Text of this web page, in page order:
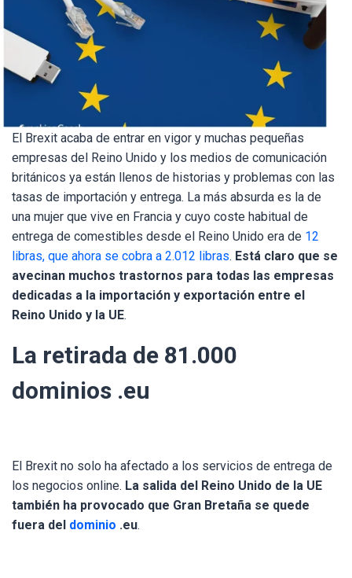
El Brexit acaba de entrar en vigor y muchas pequeñas
empresas del Reino Unido y los medios de comunicación
británicos ya están llenos de historias y problemas con las
tasas de importación y entrega. La más absurda es la de
una mujer que vive en Francia y cuyo coste habitual de
entrega de comestibles desde el Reino Unido era de 12
libras, que ahora se cobra a 2.012 libras. Está claro que se
avecinan muchos trastornos para todas las empresas
dedicadas a la importación y exportación entre el
Reino Unido y la UE.
La retirada de 81.000
dominios .eu
El Brexit no solo ha afectado a los servicios de entrega de
los negocios online. La salida del Reino Unido de la UE
también ha provocado que Gran Bretaña se quede
fuera del dominio .eu.